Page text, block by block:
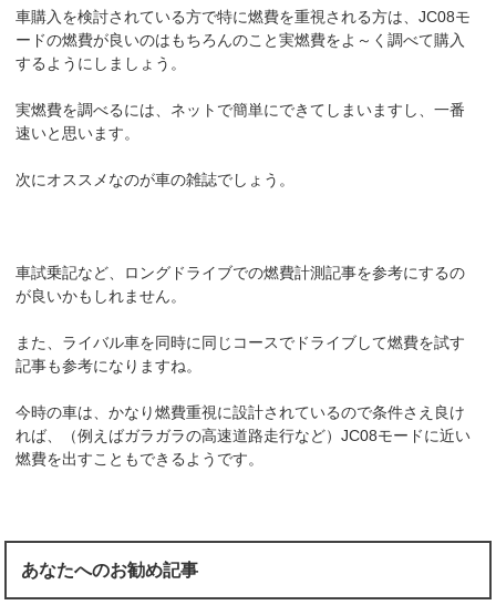
車購入を検討されている方で特に燃費を重視される方は、JC08モ
ードの燃費が良いのはもちろんのこと実燃費をよ～く調べて購入
するようにしましょう。
実燃費を調べるには、ネットで簡単にできてしまいますし、一番
速いと思います。
次にオススメなのが車の雑誌でしょう。
車試乗記など、ロングドライブでの燃費計測記事を参考にするの
が良いかもしれません。
また、ライバル車を同時に同じコースでドライブして燃費を試す
記事も参考になりますね。
今時の車は、かなり燃費重視に設計されているので条件さえ良け
れば、（例えばガラガラの高速道路走行など）JC08モードに近い
燃費を出すこともできるようです。
あなたへのお勧め記事